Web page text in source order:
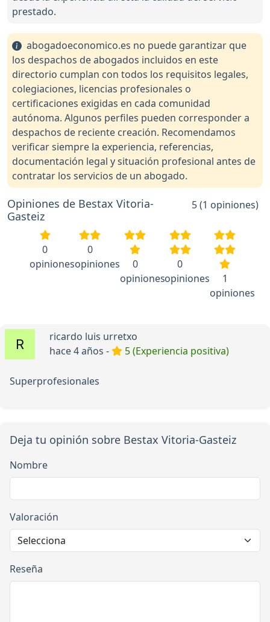
prestado.
abogadoeconomico.es no puede garantizar que
los despachos de abogados incluidos en este
directorio cumplan con todos los requisitos legales,
colegiaciones, licencias profesionales o
certificaciones exigidas en cada comunidad
autónoma. Algunos perfiles pueden corresponder a
despachos de reciente creación. Recomendamos
verificar siempre la experiencia, referencias,
documentación legal y situación profesional antes de
contratar los servicios de un abogado.
Opiniones de Bestax Vitoria-
Gasteiz
5 (1 opiniones)
0
opiniones
0
opiniones
0
opiniones
0
opiniones
1
opiniones
ricardo luis urretxo
hace 4 años -
5 (Experiencia positiva)
Superprofesionales
Deja tu opinión sobre Bestax Vitoria-Gasteiz
Nombre
Valoración
Reseña